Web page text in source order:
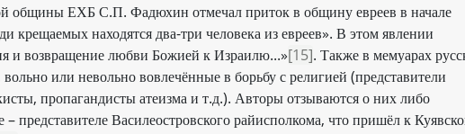
общины ЕХБ С.П. Фадюхин отмечал приток в общину евреев в начале
крещаемых находятся два-три человека из евреев». В этом явлении
и возвращение любви Божией к Израилю...»[15]. Также в мемуарах
или невольно вовлечённые в борьбу с религией (представители
пропагандисты атеизма и т.д.). Авторы отзываются о них либо
представителе Василеостровского райисполкома, что пришёл к